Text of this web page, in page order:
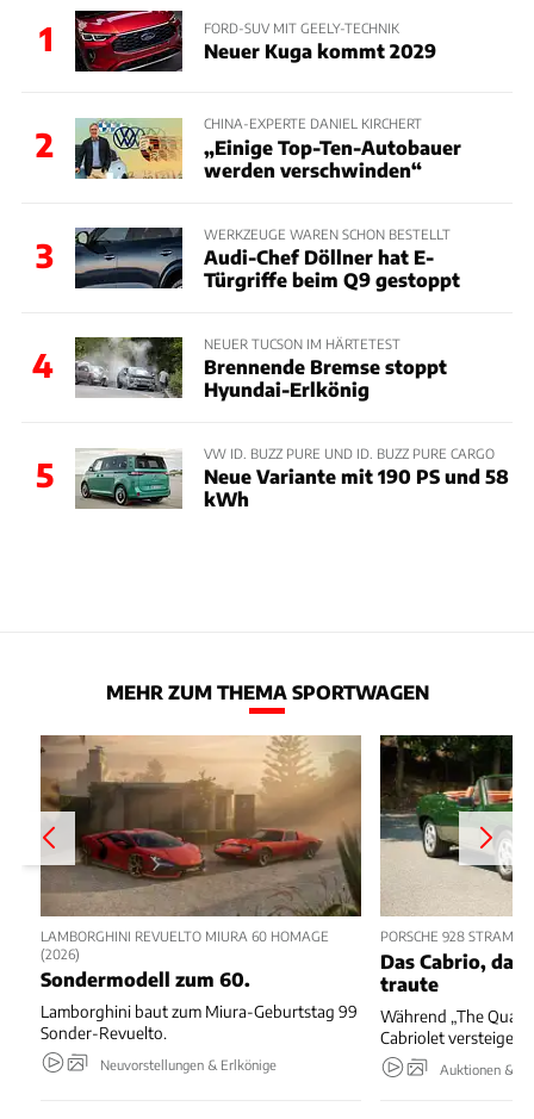
1 FORD-SUV MIT GEELY-TECHNIK
Neuer Kuga kommt 2029
2
CHINA-EXPERTE DANIEL KIRCHERT
„Einige Top-Ten-Autobauer
werden verschwinden“
3
WERKZEUGE WAREN SCHON BESTELLT
Audi-Chef Döllner hat E-
Türgriffe beim Q9 gestoppt
4
NEUER TUCSON IM HÄRTETEST
Brennende Bremse stoppt
Hyundai-Erlkönig
5
VW ID. BUZZ PURE UND ID. BUZZ PURE CARGO
Neue Variante mit 190 PS und 58
kWh
MEHR ZUM THEMA SPORTWAGEN
LAMBORGHINI REVUELTO MIURA 60 HOMAGE
(2026)
Sondermodell zum 60.
Lamborghini baut zum Miura-Geburtstag 99
Sonder-Revuelto.
Neuvorstellungen & Erlkönige
PORSCHE 928
Das Cabrio,
traute
Während „The
Cabriolet versteigert.
Auktionen &